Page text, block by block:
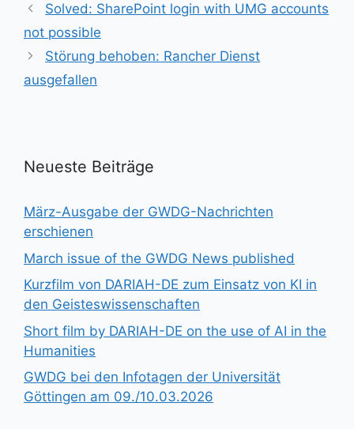
Solved: SharePoint login with UMG accounts
not possible
Störung behoben: Rancher Dienst
ausgefallen
Neueste Beiträge
März-Ausgabe der GWDG-Nachrichten
erschienen
March issue of the GWDG News published
Kurzfilm von DARIAH-DE zum Einsatz von KI in
den Geisteswissenschaften
Short film by DARIAH-DE on the use of AI in the
Humanities
GWDG bei den Infotagen der Universität
Göttingen am 09./10.03.2026